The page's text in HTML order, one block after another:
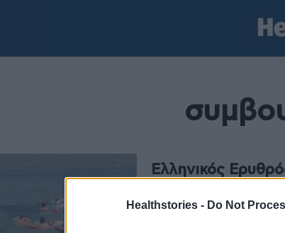
Healthstories - Do Not
Ελληνικός
HS Team - 27 Ιουνίου 2022